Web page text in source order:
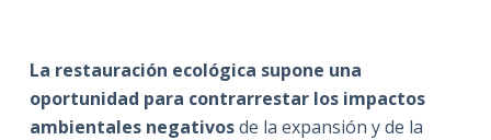
La restauración ecológica supone una
oportunidad para contrarrestar los impactos
ambientales negativosde la expansión y de la